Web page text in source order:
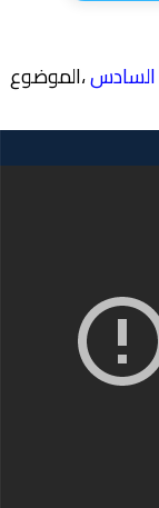
السادس،الموضوع